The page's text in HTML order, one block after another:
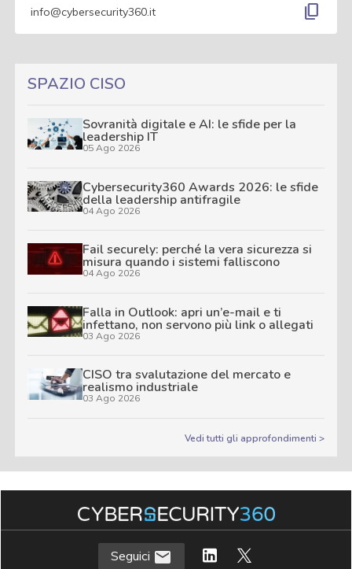
info@cybersecurity360.it content_copy
SPAZIO CISO
Sovranità digitale e AI: le sfide per la
leadership IT
05 Ago 2026
Cybersecurity360 Awards 2026: le sfide
della leadership antifragile
04 Ago 2026
Fail securely: perché la vera sicurezza si
misura quando i sistemi falliscono
04 Ago 2026
Falla in Outlook: apri un’e-mail e ti
infettano, non servono più link o allegati
03 Ago 2026
CISO tra svalutazione del mercato e
realismo industriale
03 Ago 2026
Vedi tutti gli approfondimenti >
Seguici